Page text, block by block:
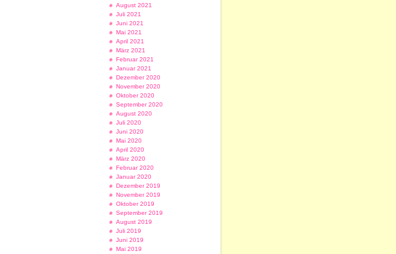
August 2021
Juli 2021
Juni 2021
Mai 2021
April 2021
März 2021
Februar 2021
Januar 2021
Dezember 2020
November 2020
Oktober 2020
September 2020
August 2020
Juli 2020
Juni 2020
Mai 2020
April 2020
März 2020
Februar 2020
Januar 2020
Dezember 2019
November 2019
Oktober 2019
September 2019
August 2019
Juli 2019
Juni 2019
Mai 2019